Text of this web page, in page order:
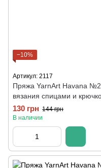
−10%
Артикул: 2117
Пряжа YarnArt Havana
вязания спицами и
130 грн 144 грн
В наличии